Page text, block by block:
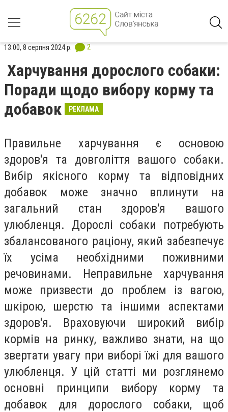
13:00, 8 серпня 2024 р. 2
Харчування дорослого собаки:
Поради щодо вибору корму та
добавок
РЕКЛАМА
Правильне харчування є основою
здоров'я та довголіття вашого собаки.
Вибір якісного корму та відповідних
добавок може значно вплинути на
загальний стан здоров'я вашого
улюбленця. Дорослі собаки потребують
збалансованого раціону, який забезпечує
їх усіма необхідними поживними
речовинами. Неправильне харчування
може призвести до проблем із вагою,
шкірою, шерстю та іншими аспектами
здоров'я. Враховуючи широкий вибір
кормів на ринку, важливо знати, на що
звертати увагу при виборі їжі для вашого
улюбленця. У цій статті ми розглянемо
основні принципи вибору корму та
добавок для дорослого собаки, щоб